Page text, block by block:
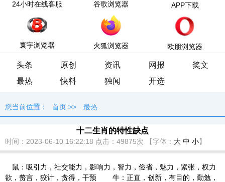
24小时在线客服 谷歌浏览器 APP下载
寰宇浏览器 火狐浏览器 欧朋浏览器
头条 原创 资讯 网报
奖文
最热
快料 独闻 开选
您当前位置： 首页 >> 最热
十二生肖的特性缺点
时间：2023-06-10 16:22:18 点击： 49875次 【字体： 大 中 小】
鼠：吸引力，社交能力，影响力，智力，俭省，魅力，紧张，权力
欲，赘言，狡计，贪得，干预 牛：正直，创新，有目的，勤勉，